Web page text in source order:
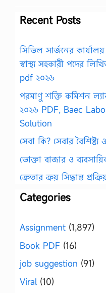
Recent Posts
সিভিল সার্জনের
স্বাস্থ্য সহকারী পদের
pdf ২০২৬
পরমাণু শক্তি কমিশন
২০২৬ PDF, Baec
Solution
সেবা কি? সেবার
ভোক্তা বাজার ও
ক্রেতার ক্রয় সিদ্ধান্ত
Categories
Assignment (1,897)
Book PDF (16)
job suggestion (91)
Viral (10)